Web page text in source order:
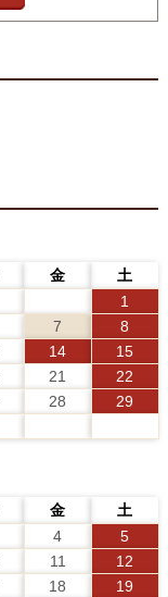
金
土
1
7
8
14
15
21
22
28
29
金
土
4
5
11
12
18
19